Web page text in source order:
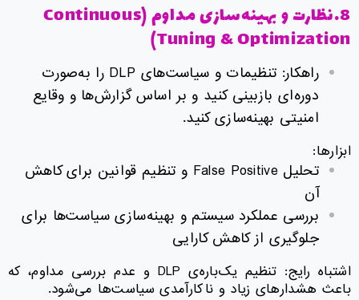
8.نظارت و بهینه‌سازی مداوم (Continuous
Tuning & Optimization)
راهکار: تنظیمات و سیاست‌های DLP را به‌صورت
دوره‌ای بازبینی کنید و بر اساس گزارش‌ها و وقایع
امنیتی بهینه‌سازی کنید.
ابزارها:
تحلیل False Positive و تنظیم قوانین برای کاهش
آن
بررسی عملکرد سیستم و بهینه‌سازی سیاست‌ها برای
جلوگیری از کاهش کارایی
اشتباه رایج: تنظیم یک‌باره‌ی DLP و عدم بررسی مداوم، که
باعث هشدارهای زیاد و ناکارآمدی سیاست‌ها می‌شود.